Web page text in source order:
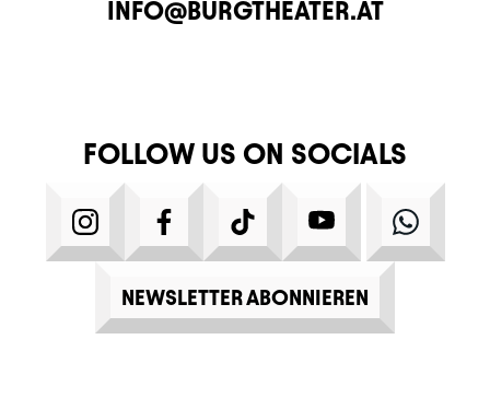
E-MAIL
INFO@BURGTHEATER.AT
FOLLOW US ON SOCIALS
INSTAGRAMFACEBOOKTIKTOK YOUTUBE
NEWSLETTER ABONNIEREN